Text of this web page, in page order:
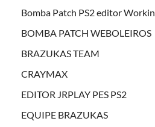
Bomba Patch PS2 editor Workin
BOMBA PATCH WEBOLEIROS
BRAZUKAS TEAM
CRAYMAX
EDITOR JRPLAY PES PS2
EQUIPE BRAZUKAS